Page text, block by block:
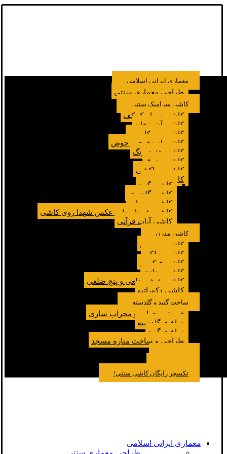
معماری ایرانی اسلامی
طراحی معماری سنتی
کاشی سرامیک سنتی
کاشی سرامیک کف
کاشی آشپزخانه
کاشی بین کابینتی
کاشی استخری و حوض
کاشی هفت رنگ
کاشی معرق
کاشی مراکشی
کاشی مسجد
کاشی گنبد
کاشی گلدسته
کاشی محراب
کاشی شهدا | چاپ عکس شهدا روی کاشی
کاشی آیات قرآنی
کاشی مدرن
کاشی مترویی
کاشی پولکی
کاشی فیکوس
کاشی مدادی
کاشی شش ضلعی و پنج ضلعی
کاشی دکوراتیو
ساخت گنبد و گلدسته
فروش محراب و محراب سازی
ساخت گلدسته
ساخت گنبد
طراحی و ساخت مناره مسجد
تکسچر رایگان کاشی سنتی!
معماری ایرانی اسلامی